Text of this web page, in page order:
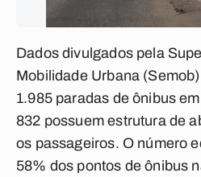
Dados divulgados pela
Mobilidade Urbana
1.985 paradas de ônibus
832 possuem estrutura de
os passageiros. O número
58% dos pontos de ônibus